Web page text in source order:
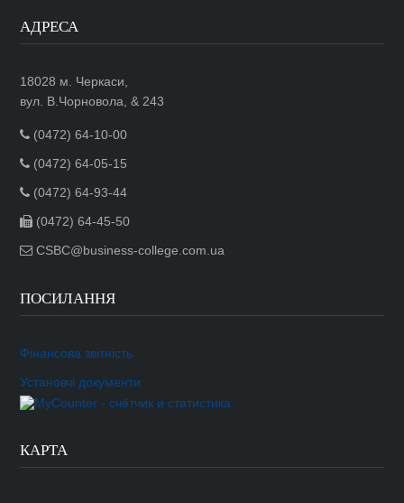
АДРЕСА
18028 м. Черкаси,
вул. В.Чорновола, & 243
(0472) 64-10-00
(0472) 64-05-15
(0472) 64-93-44
(0472) 64-45-50
CSBC@business-college.com.ua
ПОСИЛАННЯ
Фінансова звітність
Установчі документи
КАРТА